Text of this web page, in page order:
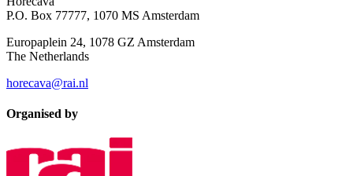
P.O. Box 77777, 1070 MS Amsterdam
Europaplein 24, 1078 GZ Amsterdam
The Netherlands
horecava@rai.nl
Organised by